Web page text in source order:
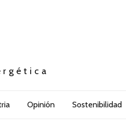
Opinión Sostenibilidad